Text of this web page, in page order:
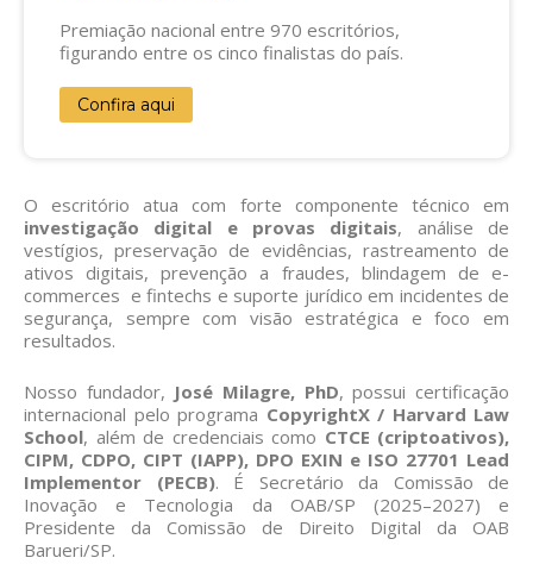
Premiação nacional entre 970 escritórios,
figurando entre os cinco finalistas do país.
Confira aqui
O escritório atua com forte componente técnico em
investigação digital e provas digitais, análise de
vestígios, preservação de evidências, rastreamento de
ativos digitais, prevenção a fraudes, blindagem de e-
commerces e fintechs e suporte jurídico em incidentes de
segurança, sempre com visão estratégica e foco em
resultados.
Nosso fundador, José Milagre, PhD, possui certificação
internacional pelo programa CopyrightX / Harvard Law
School, além de credenciais como CTCE (criptoativos),
CIPM, CDPO, CIPT (IAPP), DPO EXIN e ISO 27701 Lead
Implementor (PECB). É Secretário da Comissão de
Inovação e Tecnologia da OAB/SP (2025–2027) e
Presidente da Comissão de Direito Digital da OAB
Barueri/SP.